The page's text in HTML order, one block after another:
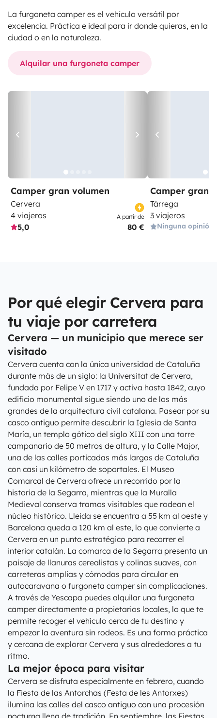
La furgoneta camper es el vehículo versátil por
excelencia. Práctica e ideal para ir donde quieras, en la
ciudad o en la naturaleza.
Alquilar una furgoneta camper
Camper gran volumen
Cervera
4 viajeros
5,0
A partir de
80 €
Camper gran
Tàrrega
3 viajeros
Ninguna opinión
Por qué elegir Cervera para
tu viaje por carretera
Cervera — un municipio que merece ser
visitado
Cervera cuenta con la única universidad de Cataluña
durante más de un siglo: la Universitat de Cervera,
fundada por Felipe V en 1717 y activa hasta 1842, cuyo
edificio monumental sigue siendo uno de los más
grandes de la arquitectura civil catalana. Pasear por su
casco antiguo permite descubrir la Iglesia de Santa
María, un templo gótico del siglo XIII con una torre
campanario de 50 metros de altura, y la Calle Major,
una de las calles porticadas más largas de Cataluña
con casi un kilómetro de soportales. El Museo
Comarcal de Cervera ofrece un recorrido por la
historia de la Segarra, mientras que la Muralla
Medieval conserva tramos visitables que rodean el
núcleo histórico. Lleida se encuentra a 55 km al oeste y
Barcelona queda a 120 km al este, lo que convierte a
Cervera en un punto estratégico para recorrer el
interior catalán. La comarca de la Segarra presenta un
paisaje de llanuras cerealistas y colinas suaves, con
carreteras amplias y cómodas para circular en
autocaravana o furgoneta camper sin complicaciones.
A través de Yescapa puedes alquilar una furgoneta
camper directamente a propietarios locales, lo que te
permite recoger el vehículo cerca de tu destino y
empezar la aventura sin rodeos. Es una forma práctica
y cercana de explorar Cervera y sus alrededores a tu
ritmo.
La mejor época para visitar
Cervera se disfruta especialmente en febrero, cuando
la Fiesta de las Antorchas (Festa de les Antorxes)
ilumina las calles del casco antiguo con una procesión
nocturna llena de tradición. En septiembre, las Fiestas